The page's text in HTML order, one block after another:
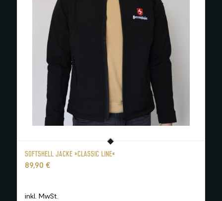
SOFTSHELL JACKE »CLASSIC LINE«
89,90 €
inkl. MwSt.